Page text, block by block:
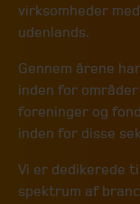
virksomheder
udenlands.
Gennem årene
inden for
foreninger og
inden for disse
Vi er dedikerede
spektrum af